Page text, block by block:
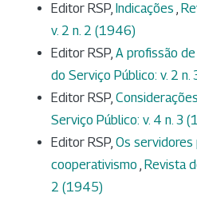
Editor RSP, Indicações ,
v. 2 n. 2 (1946)
Editor RSP, A profissão
do Serviço Público: v. 2
Editor RSP,
Serviço Público: v. 4 n. 3
Editor RSP, Os servidores
cooperativismo , Revista
2 (1945)